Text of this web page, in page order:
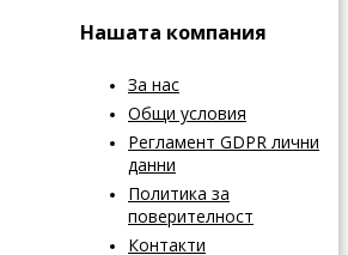
Нашата компания
За нас
Общи условия
Регламент GDPR лични
данни
Политика за
поверителност
Контакти